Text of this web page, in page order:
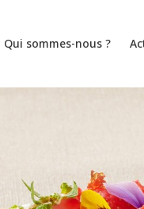
Qui sommes-nous ?